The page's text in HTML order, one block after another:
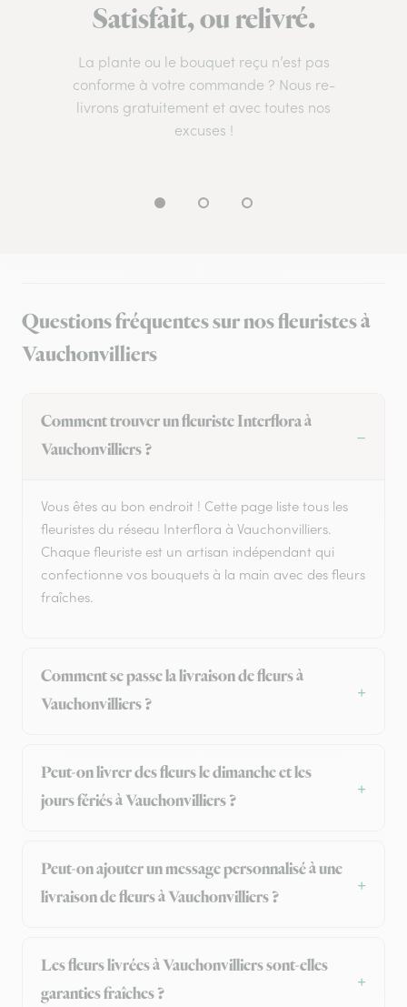
Satisfait, ou relivré.
La plante ou le bouquet reçu n’est pas
conforme à votre commande ? Nous re-
livrons gratuitement et avec toutes nos
excuses !
Questions fréquentes sur nos fleuristes à
Vauchonvilliers
Comment trouver un fleuriste Interflora à
Vauchonvilliers ?
Vous êtes au bon endroit ! Cette page liste tous les
fleuristes du réseau Interflora à Vauchonvilliers.
Chaque fleuriste est un artisan indépendant qui
confectionne vos bouquets à la main avec des fleurs
fraîches.
Comment se passe la livraison de fleurs à
Vauchonvilliers ?
Peut-on livrer des fleurs le dimanche et les
jours fériés à Vauchonvilliers ?
Peut-on ajouter un message personnalisé à une
livraison de fleurs à Vauchonvilliers ?
Les fleurs livrées à Vauchonvilliers sont-elles
garanties fraîches ?